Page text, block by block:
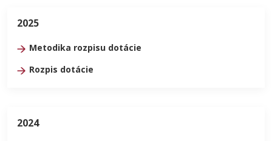
2025
Metodika rozpisu dotácie
Rozpis dotácie
2024